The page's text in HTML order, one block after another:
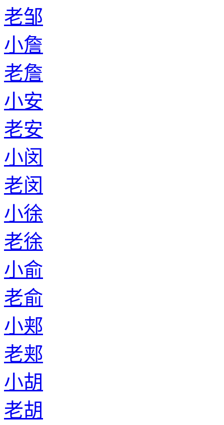
老邹
小詹
老詹
小安
老安
小闵
老闵
小徐
老徐
小俞
老俞
小郏
老郏
小胡
老胡